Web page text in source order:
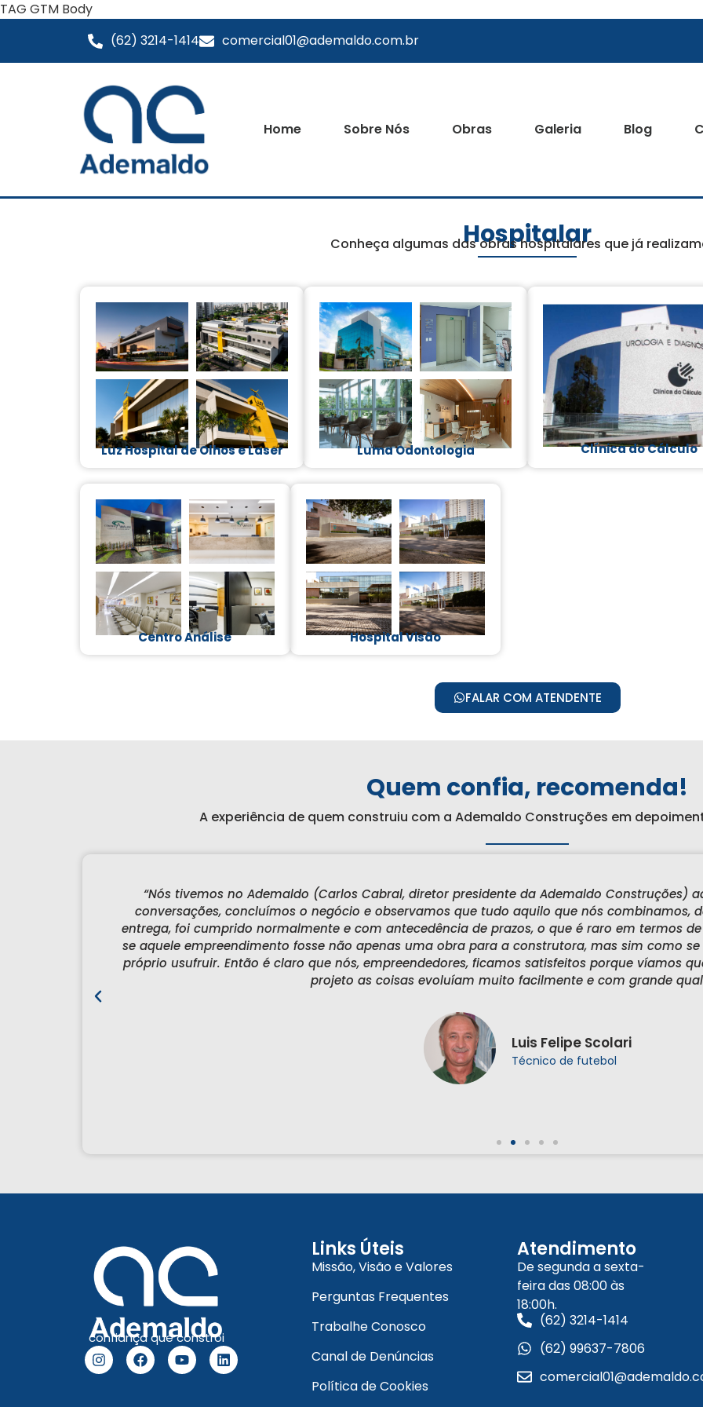
TAG GTM Body
(62) 3214-1414
comercial01@ademaldo.com.br
Home Sobre Nós Obras Galeria Blog
Hospitalar
Conheça algumas das obras hospitalares que já
Luz Hospital de Olhos e Laser​ Luma Odontologia Clínica do Cálculo
Centro Análise Hospital Visão
FALAR COM ATENDENTE
Quem confia, recomenda!
A experiência de quem construiu com a Ademaldo Construções em
“Há dois anos começamos os nossos trabalhos com a Ademaldo Construções. Sempre
uma empresa na área educacional que ofereça qualidade de ensino e de professores, e
Quando pensamos em fazer um novo prédio, procuramos uma empresa que pudesse
trabalhos e que nos gerasse o mínimo de desgaste possível com a construção em
Construções. Fizemos as primeiras reuniões com a equipe do Ademaldo, notamos na
a seriedade e a qualidade que procurávamos.
Patrícia Oliveira
Sócia proprietária da FacUnicamps
confiança que constrói
Links Úteis
Missão, Visão e Valores
Perguntas Frequentes
Trabalhe Conosco
Canal de Denúncias
Política de Cookies
Atendimento
De segunda a sexta-
feira das 08:00 às
18:00h.
(62) 3214-1414
(62) 99637-7806